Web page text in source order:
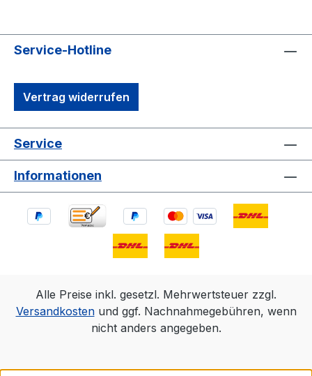
Service-Hotline
Vertrag widerrufen
Service
Informationen
Alle Preise inkl. gesetzl. Mehrwertsteuer zzgl.
Versandkostenund ggf. Nachnahmegebühren, wenn
nicht anders angegeben.